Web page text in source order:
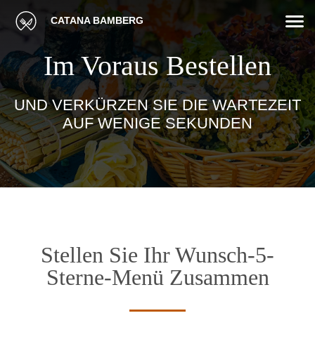
CATANA BAMBERG
Im Voraus Bestellen
UND VERKÜRZEN SIE DIE WARTEZEIT
AUF WENIGE SEKUNDEN
Stellen Sie Ihr Wunsch-5-
Sterne-Menü Zusammen